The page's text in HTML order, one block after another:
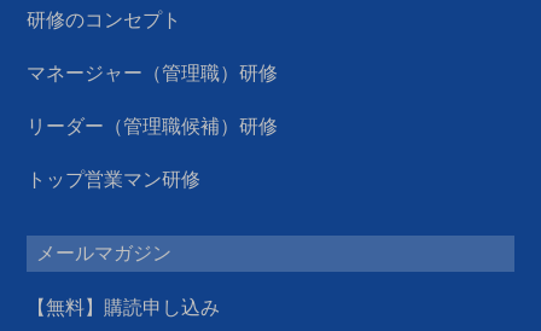
研修のコンセプト
マネージャー（管理職）研修
リーダー（管理職候補）研修
トップ営業マン研修
メールマガジン
【無料】購読申し込み